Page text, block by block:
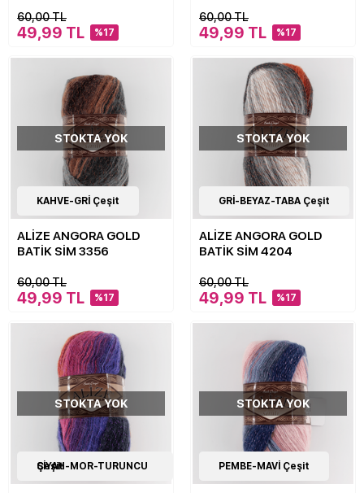
60,00 TL
49,99 TL %17
60,00 TL
49,99 TL %17
17Çeşit
STOKTA YOK
KAHVE-GRİ Çeşit
ALİZE ANGORA GOLD
BATİK SİM 3356
60,00 TL
49,99 TL %17
17Çeşit
STOKTA YOK
GRİ-BEYAZ-TABA Çeşit
ALİZE ANGORA GOLD
BATİK SİM 4204
60,00 TL
49,99 TL %17
17Çeşit
STOKTA YOK
SİYAH-MOR-TURUNCU Çeşit 17Çeşit
STOKTA YOK
PEMBE-MAVİ Çeşit